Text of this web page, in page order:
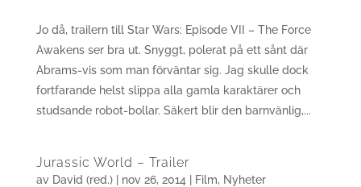
Jo då, trailern till Star Wars: Episode VII – The Force
Awakens ser bra ut. Snyggt, polerat på ett sånt där
Abrams-vis som man förväntar sig. Jag skulle dock
fortfarande helst slippa alla gamla karaktärer och
studsande robot-bollar. Säkert blir den barnvänlig,...
Jurassic World – Trailer
av David (red.)| nov 26, 2014 Film, Nyheter